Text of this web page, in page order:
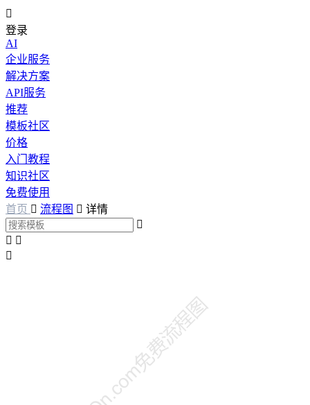

登录
AI
企业服务
解决方案
API服务
推荐
模板社区
价格
入门教程
知识社区
免费使用
首页  流程图  详情

 
